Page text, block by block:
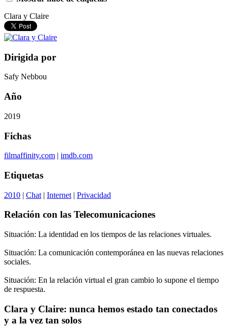
Clara y Claire
Dirigida por
Safy Nebbou
Año
2019
Fichas
filmaffinity.com | imdb.com
Etiquetas
2010 | Chat | Internet | Privacidad
Relación con las Telecomunicaciones
Situación: La identidad en los tiempos de las relaciones virtuales.
Situación: La comunicación contemporánea en las nuevas relaciones
sociales.
Situación: En la relación virtual el gran cambio lo supone el tiempo
de respuesta.
Clara y Claire: nunca hemos estado tan conectados
y a la vez tan solos